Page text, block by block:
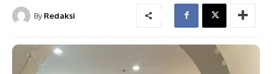
By Redaksi